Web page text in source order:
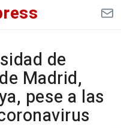
de
Madrid,
pese a las